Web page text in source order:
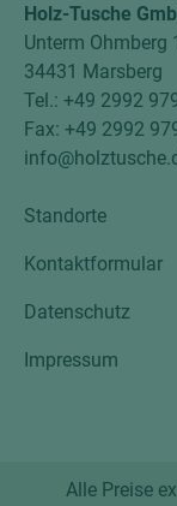
Holz-Tusche
Unterm Ohmberg
34431 Marsberg
Tel.: +49 2992
Fax: +49 2992
Standorte
Kontaktformular
Datenschutz
Impressum
Alle Preise